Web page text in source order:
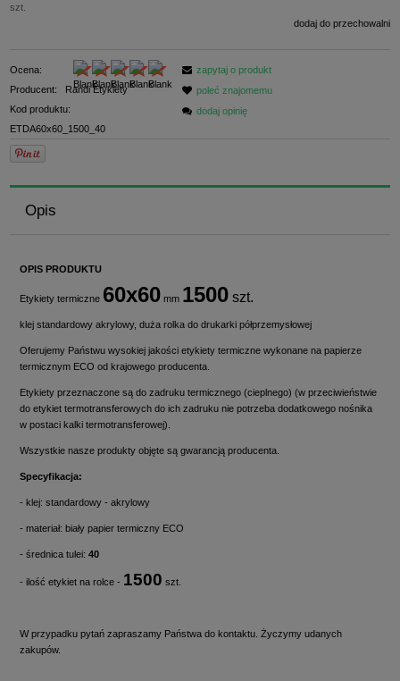
szt.
dodaj do przechowalni
Ocena:
Producent:
Randi Etykiety
Kod produktu:
ETDA60x60_1500_40
zapytaj o produkt
poleć znajomemu
dodaj opinię
Opis
OPIS PRODUKTU
Etykiety termiczne 60x60 mm 1500 szt.
klej standardowy akrylowy, duża rolka do drukarki półprzemysłowej
Oferujemy Państwu wysokiej jakości etykiety termiczne wykonane na papierze
termicznym ECO od krajowego producenta.
Etykiety przeznaczone są do zadruku termicznego (cieplnego) (w przeciwieństwie
do etykiet termotransferowych do ich zadruku nie potrzeba dodatkowego nośnika
w postaci kalki termotransferowej).
Wszystkie nasze produkty objęte są gwarancją producenta.
Specyfikacja:
- klej: standardowy - akrylowy
- materiał: biały papier termiczny ECO
- średnica tulei: 40
- ilość etykiet na rolce - 1500 szt.
W przypadku pytań zapraszamy Państwa do kontaktu. Życzymy udanych
zakupów.